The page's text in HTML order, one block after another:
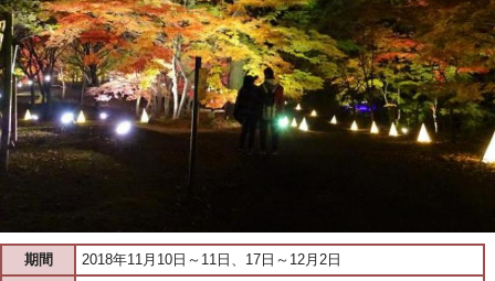
期間 2018年11月10日～11日、17日～12月2日